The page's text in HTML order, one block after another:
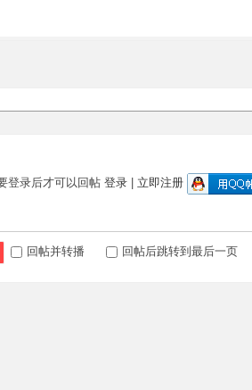
登录后才可以回帖 登录| 立即注册
回帖并转播 回帖后跳转到最后一页